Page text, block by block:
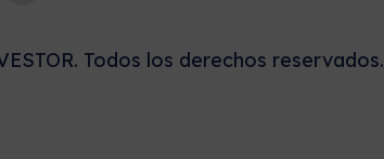
Todos los derechos reservados.